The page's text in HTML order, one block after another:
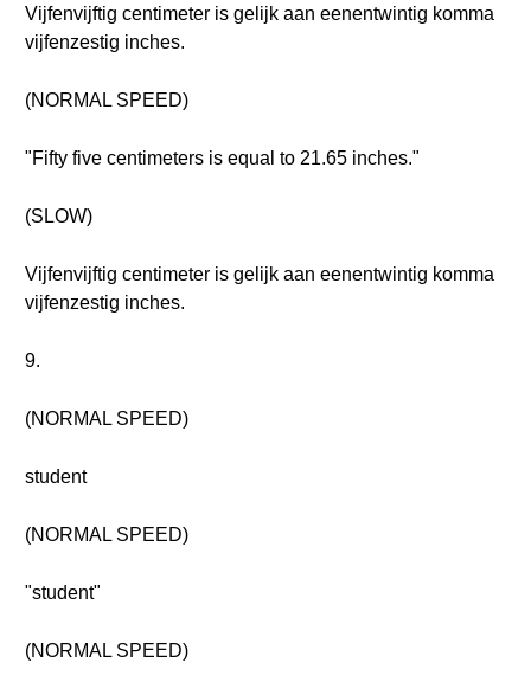
Vijfenvijftig centimeter is gelijk aan eenentwintig komma
vijfenzestig inches.
(NORMAL SPEED)
"Fifty five centimeters is equal to 21.65 inches."
(SLOW)
Vijfenvijftig centimeter is gelijk aan eenentwintig komma
vijfenzestig inches.
9.
(NORMAL SPEED)
student
(NORMAL SPEED)
"student"
(NORMAL SPEED)